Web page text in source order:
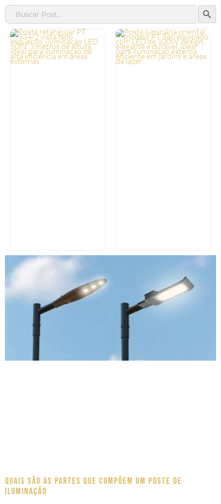
Search
for:
Quais são as partes que compõem um poste de
iluminação